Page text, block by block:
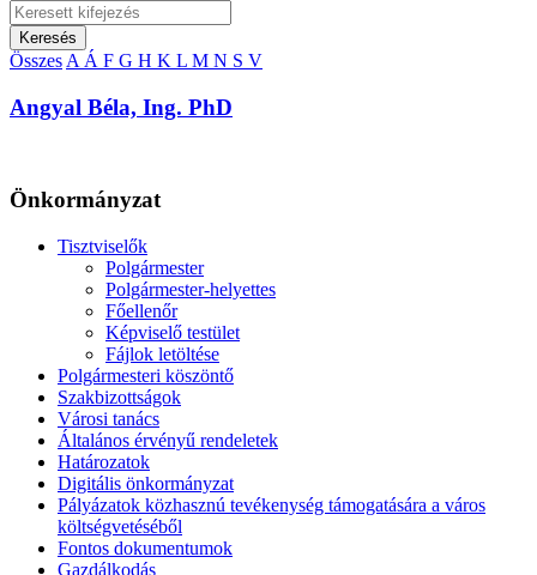
Keresés
Összes A Á F G H K L M N S V
Angyal Béla, Ing. PhD
Önkormányzat
Tisztviselők
Polgármester
Polgármester-helyettes
Főellenőr
Képviselő testület
Fájlok letöltése
Polgármesteri köszöntő
Szakbizottságok
Városi tanács
Általános érvényű rendeletek
Határozatok
Digitális önkormányzat
Pályázatok közhasznú tevékenység támogatására a város
költségvetéséből
Fontos dokumentumok
Gazdálkodás